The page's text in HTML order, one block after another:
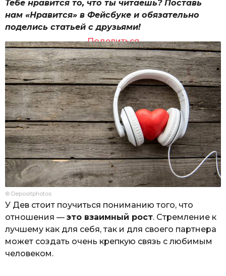
Тебе нравится то, что ты читаешь? Поставь
нам «Нравится» в Фейсбуке и обязательно
поделись статьей с друзьями!
Поделиться
© Depositphotos
У Дев стоит поучиться пониманию того, что
отношения — это взаимный рост. Стремление к
лучшему как для себя, так и для своего партнера
может создать очень крепкую связь с любимым
человеком.